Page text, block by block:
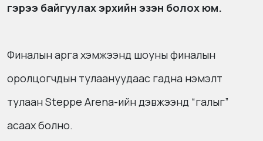
гэрээ байгуулах эрхийн эзэн болох юм.
Финалын арга хэмжээнд шоуны финалын
оролцогчдын тулаануудаас гадна нэмэлт
тулаан Steppe Arena-ийн дэвжээнд “галыг”
асаах болно.